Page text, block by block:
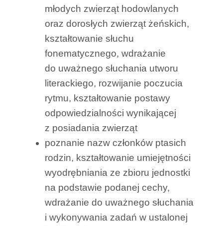
młodych zwierząt hodowlanych
oraz dorosłych zwierząt żeńskich,
kształtowanie słuchu
fonematycznego, wdrażanie
do uważnego słuchania utworu
literackiego, rozwijanie poczucia
rytmu, kształtowanie postawy
odpowiedzialności wynikającej
z posiadania zwierząt
poznanie nazw członków ptasich
rodzin, kształtowanie umiejętności
wyodrębniania ze zbioru jednostki
na podstawie podanej cechy,
wdrażanie do uważnego słuchania
i wykonywania zadań w ustalonej